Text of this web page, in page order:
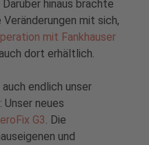
. Darüber hinaus brachte
mit sich,
mit Fankhauser
dort erhältlich.
endlich unser
neues
G3 . Die
und